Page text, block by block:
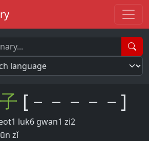
子 [－－－－－]
luk6 gwan1 zi2
zǐ